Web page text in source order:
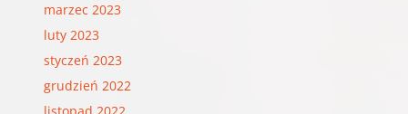
marzec 2023
luty 2023
styczeń 2023
grudzień 2022